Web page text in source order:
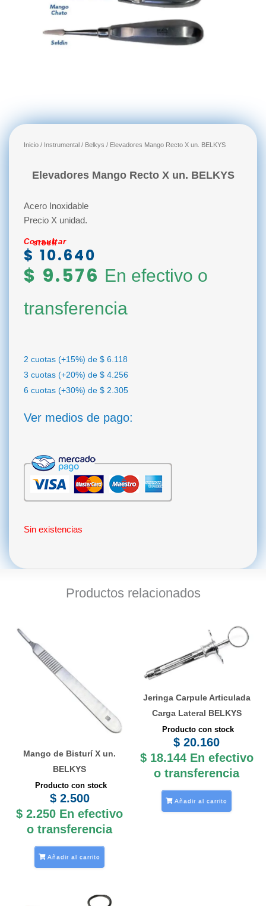
Inicio / Instrumental / Belkys / Elevadores Mango Recto X un. BELKYS
Elevadores Mango Recto X un. BELKYS
Acero Inoxidable
Precio X unidad.
Consultar stock
$ 10.640
$ 9.576 En efectivo o
transferencia
2 cuotas (+15%) de $ 6.118
3 cuotas (+20%) de $ 4.256
6 cuotas (+30%) de $ 2.305
Ver medios de pago:
Sin existencias
Productos relacionados
Mango de Bisturí X un.
BELKYS
Producto con stock
$2.500
$ 2.250 En efectivo
o transferencia
Añadir al carrito
Jeringa Carpule Articulada
Carga Lateral BELKYS
Producto con stock
$ 20.160
$18.144 En efectivo
o transferencia
Añadir al carrito